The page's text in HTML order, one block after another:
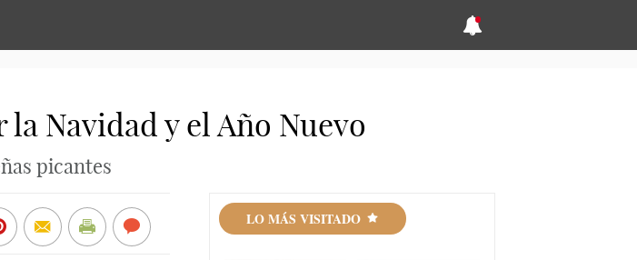
Navidad y el Año Nuevo
picantes
LO MÁS VISITADO